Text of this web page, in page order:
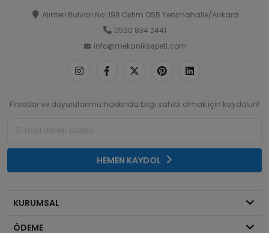
Alınteri Bulvarı No: 198 Ostim OSB Yenimahalle/Ankara
0530 834 2441
info@mekaniksepeti.com
Fırsatlar ve duyurularımız hakkında bilgi sahibi olmak için kaydolun!
HEMEN KAYDOL
KURUMSAL
ÖDEME